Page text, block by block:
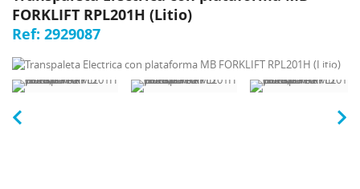
FORKLIFT RPL201H (Litio)
Ref: 2929087